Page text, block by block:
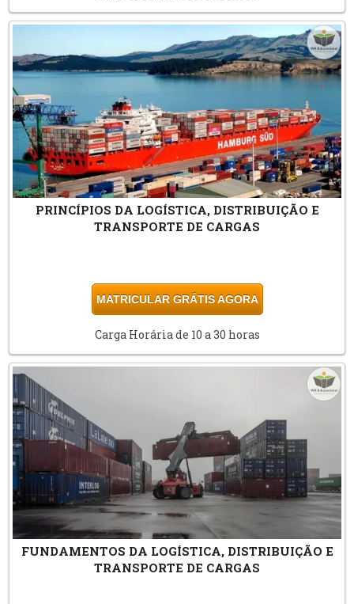
PRINCÍPIOS DA LOGÍSTICA, DISTRIBUIÇÃO E
TRANSPORTE DE CARGAS
MATRICULAR GRÁTIS AGORA
Carga Horária de 10 a 30 horas
FUNDAMENTOS DA LOGÍSTICA, DISTRIBUIÇÃO E
TRANSPORTE DE CARGAS